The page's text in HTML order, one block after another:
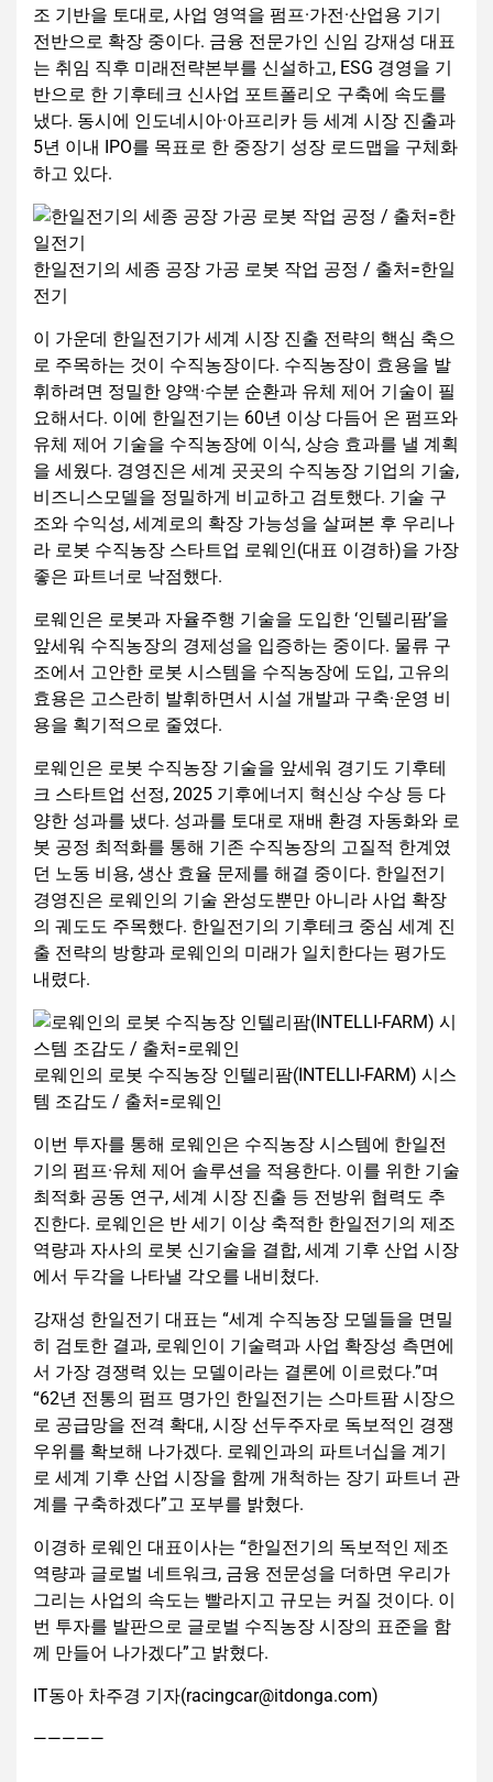
조 기반을 토대로, 사업 영역을 펌프·가전·산업용 기기
전반으로 확장 중이다. 금융 전문가인 신임 강재성 대표
는 취임 직후 미래전략본부를 신설하고, ESG 경영을 기
반으로 한 기후테크 신사업 포트폴리오 구축에 속도를
냈다. 동시에 인도네시아·아프리카 등 세계 시장 진출과
5년 이내 IPO를 목표로 한 중장기 성장 로드맵을 구체화
하고 있다.
한일전기의 세종 공장 가공 로봇 작업 공정 / 출처=한일
전기
이 가운데 한일전기가 세계 시장 진출 전략의 핵심 축으
로 주목하는 것이 수직농장이다. 수직농장이 효용을 발
휘하려면 정밀한 양액·수분 순환과 유체 제어 기술이 필
요해서다. 이에 한일전기는 60년 이상 다듬어 온 펌프와
유체 제어 기술을 수직농장에 이식, 상승 효과를 낼 계획
을 세웠다. 경영진은 세계 곳곳의 수직농장 기업의 기술,
비즈니스모델을 정밀하게 비교하고 검토했다. 기술 구
조와 수익성, 세계로의 확장 가능성을 살펴본 후 우리나
라 로봇 수직농장 스타트업 로웨인(대표 이경하)을 가장
좋은 파트너로 낙점했다.
로웨인은 로봇과 자율주행 기술을 도입한 ‘인텔리팜’을
앞세워 수직농장의 경제성을 입증하는 중이다. 물류 구
조에서 고안한 로봇 시스템을 수직농장에 도입, 고유의
효용은 고스란히 발휘하면서 시설 개발과 구축·운영 비
용을 획기적으로 줄였다.
로웨인은 로봇 수직농장 기술을 앞세워 경기도 기후테
크 스타트업 선정, 2025 기후에너지 혁신상 수상 등 다
양한 성과를 냈다. 성과를 토대로 재배 환경 자동화와 로
봇 공정 최적화를 통해 기존 수직농장의 고질적 한계였
던 노동 비용, 생산 효율 문제를 해결 중이다. 한일전기
경영진은 로웨인의 기술 완성도뿐만 아니라 사업 확장
의 궤도도 주목했다. 한일전기의 기후테크 중심 세계 진
출 전략의 방향과 로웨인의 미래가 일치한다는 평가도
내렸다.
로웨인의 로봇 수직농장 인텔리팜(INTELLI-FARM) 시스
템 조감도 / 출처=로웨인
이번 투자를 통해 로웨인은 수직농장 시스템에 한일전
기의 펌프·유체 제어 솔루션을 적용한다. 이를 위한 기술
최적화 공동 연구, 세계 시장 진출 등 전방위 협력도 추
진한다. 로웨인은 반 세기 이상 축적한 한일전기의 제조
역량과 자사의 로봇 신기술을 결합, 세계 기후 산업 시장
에서 두각을 나타낼 각오를 내비쳤다.
강재성 한일전기 대표는 “세계 수직농장 모델들을 면밀
히 검토한 결과, 로웨인이 기술력과 사업 확장성 측면에
서 가장 경쟁력 있는 모델이라는 결론에 이르렀다.”며
“62년 전통의 펌프 명가인 한일전기는 스마트팜 시장으
로 공급망을 전격 확대, 시장 선두주자로 독보적인 경쟁
우위를 확보해 나가겠다. 로웨인과의 파트너십을 계기
로 세계 기후 산업 시장을 함께 개척하는 장기 파트너 관
계를 구축하겠다”고 포부를 밝혔다.
이경하 로웨인 대표이사는 “한일전기의 독보적인 제조
역량과 글로벌 네트워크, 금융 전문성을 더하면 우리가
그리는 사업의 속도는 빨라지고 규모는 커질 것이다. 이
번 투자를 발판으로 글로벌 수직농장 시장의 표준을 함
께 만들어 나가겠다”고 밝혔다.
IT동아 차주경 기자(racingcar@itdonga.com)
—————